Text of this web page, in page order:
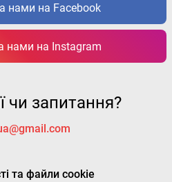
нами на Facebook
нами на Instagram
чи запитання?
та файли cookie